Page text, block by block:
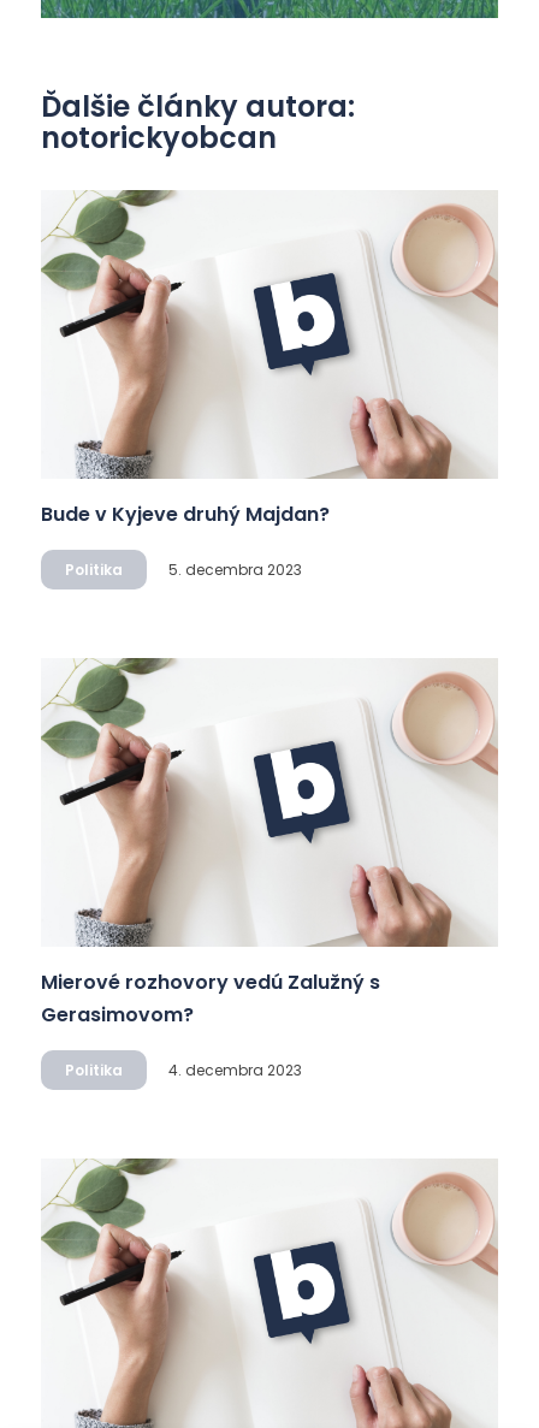
Ďalšie články autora:
notorickyobcan
Bude v Kyjeve druhý Majdan?
Politika 5. decembra 2023
Mierové rozhovory vedú Zalužný s
Gerasimovom?
Politika 4. decembra 2023